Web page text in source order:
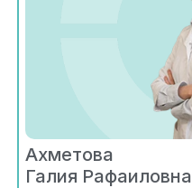
Ахметова
Галия Рафаиловна